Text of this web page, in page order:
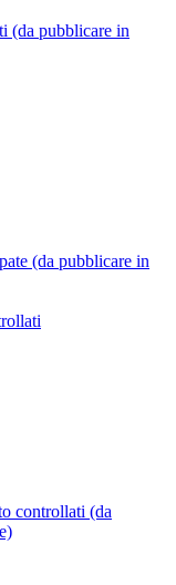
(da pubblicare in
(da pubblicare in
controllati (da